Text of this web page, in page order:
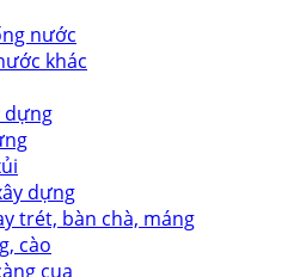
nước
khác
dựng
dựng
trét, bàn chà, máng
cào
cua